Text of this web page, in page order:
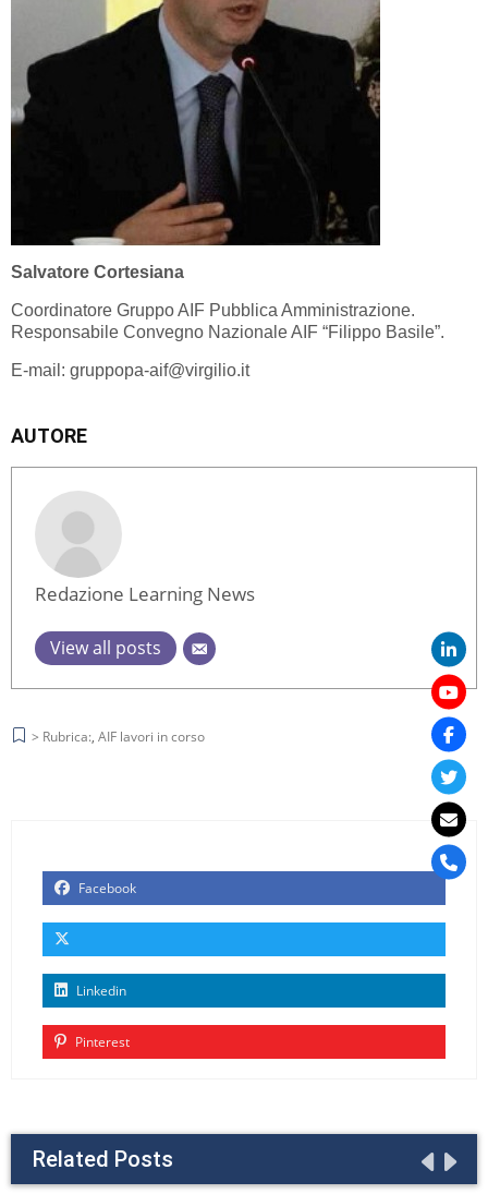
Salvatore Cortesiana
Coordinatore Gruppo AIF Pubblica Amministrazione.
Responsabile Convegno Nazionale AIF “Filippo Basile”.
E-mail: gruppopa-aif@virgilio.it
AUTORE
Redazione Learning News
View all posts
> Rubrica:, AIF lavori in corso
Facebook
Linkedin
Pinterest
Related Posts